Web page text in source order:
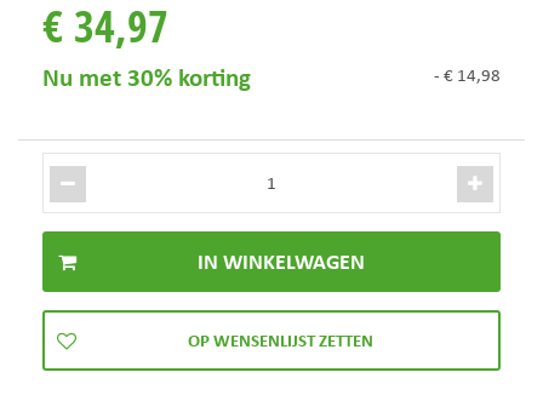
€ 34,97
Nu met 30% korting - € 14,98